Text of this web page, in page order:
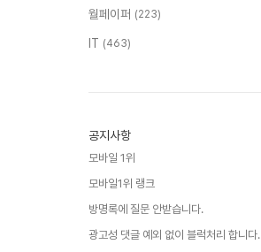
월페이퍼 (223)
IT (463)
공지사항
모바일 1위
모바일1위 랭크
방명록에 질문 안받습니다.
광고성 댓글 예외 없이 블럭처리 합니다.